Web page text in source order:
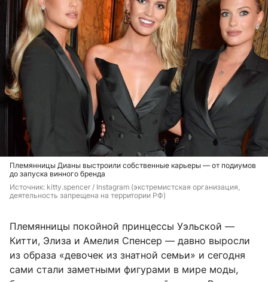
Племянницы Дианы выстроили собственные карьеры — от подиумов
до запуска винного бренда
Источник: kitty.spencer / Instagram (экстремистская организация,
деятельность запрещена на территории РФ)
Племянницы покойной принцессы Уэльской —
Китти, Элиза и Амелия Спенсер — давно выросли
из образа «девочек из знатной семьи» и сегодня
сами стали заметными фигурами в мире моды,